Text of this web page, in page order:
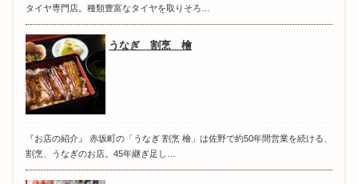
タイヤ専門店。種類豊富なタイヤを取りそろ…
うなぎ 割烹 檜
『お店の紹介』 赤坂町の「うなぎ 割烹 檜」は佐野で約50年間営業を続ける、
割烹、うなぎのお店。45年継ぎ足し…